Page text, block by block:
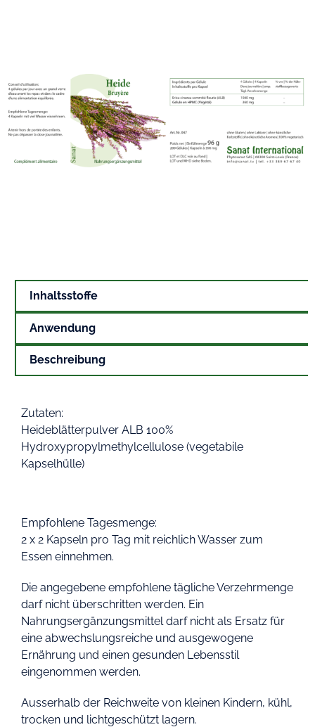
Inhaltsstoffe
Anwendung
Beschreibung
Zutaten:
Heideblätterpulver ALB 100%
Hydroxypropylmethylcellulose (vegetabile
Kapselhülle)
Empfohlene Tagesmenge:
2 x 2 Kapseln pro Tag mit reichlich Wasser zum
Essen einnehmen.
Die angegebene empfohlene tägliche Verzehrmenge
darf nicht überschritten werden. Ein
Nahrungsergänzungsmittel darf nicht als Ersatz für
eine abwechslungsreiche und ausgewogene
Ernährung und einen gesunden Lebensstil
eingenommen werden.
Ausserhalb der Reichweite von kleinen Kindern, kühl,
trocken und lichtgeschützt lagern.